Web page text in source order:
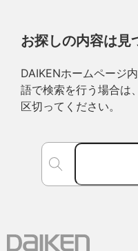
お探しの内容は見
DAIKENホームページ
語で検索を行う場合は
区切ってください。